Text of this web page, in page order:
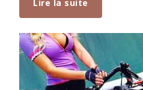
Lire la suite